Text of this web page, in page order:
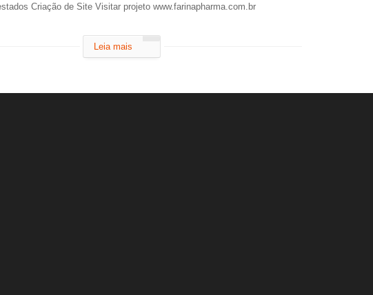
Criação de Site Visitar projeto www.farinapharma.com.br
Leia mais